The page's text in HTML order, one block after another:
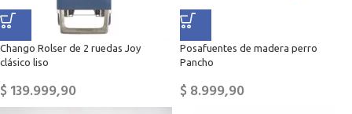
Chango Rolser de 2 ruedas Joy
clásico liso
$139.999,90
Posafuentes de madera perro
Pancho
$8.999,90